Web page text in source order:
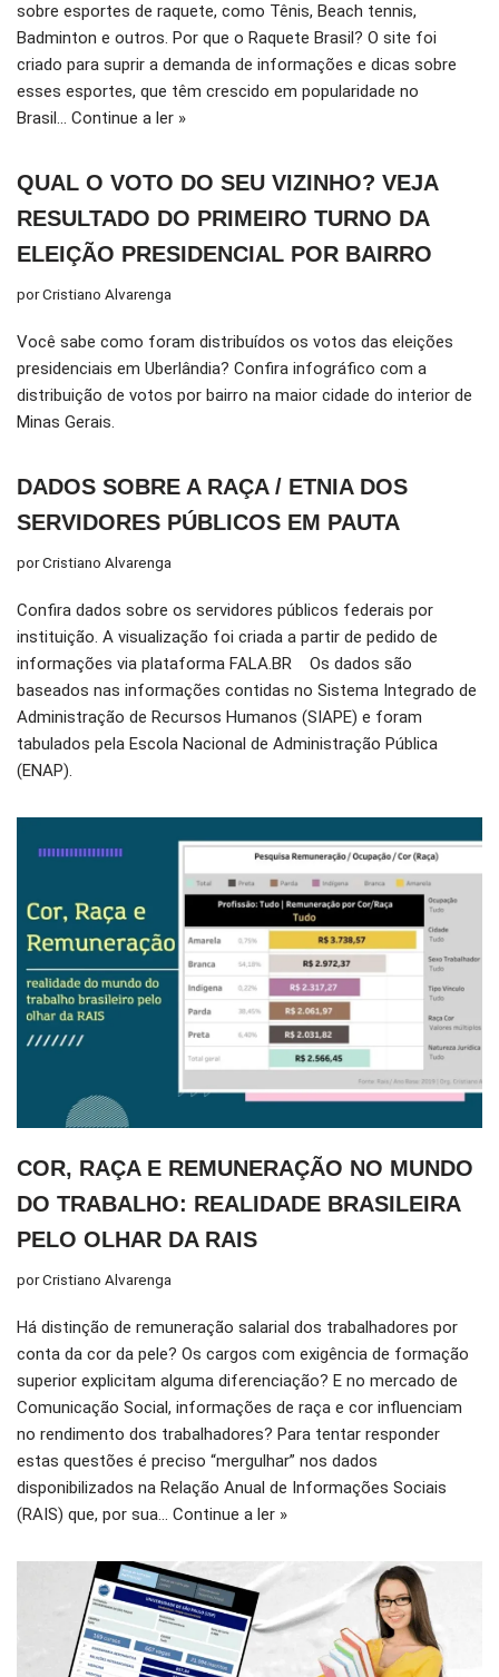
sobre esportes de raquete, como Tênis, Beach tennis,
Badminton e outros. Por que o Raquete Brasil? O site foi
criado para suprir a demanda de informações e dicas sobre
esses esportes, que têm crescido em popularidade no
Brasil… Continue a ler »
QUAL O VOTO DO SEU VIZINHO? VEJA
RESULTADO DO PRIMEIRO TURNO DA
ELEIÇÃO PRESIDENCIAL POR BAIRRO
porCristiano Alvarenga
Você sabe como foram distribuídos os votos das eleições
presidenciais em Uberlândia? Confira infográfico com a
distribuição de votos por bairro na maior cidade do interior de
Minas Gerais.
DADOS SOBRE A RAÇA / ETNIA DOS
SERVIDORES PÚBLICOS EM PAUTA
porCristiano Alvarenga
Confira dados sobre os servidores públicos federais por
instituição. A visualização foi criada a partir de pedido de
informações via plataforma FALA.BR Os dados são
baseados nas informações contidas no Sistema Integrado de
Administração de Recursos Humanos (SIAPE) e foram
tabulados pela Escola Nacional de Administração Pública
(ENAP).
COR, RAÇA E REMUNERAÇÃO NO MUNDO
DO TRABALHO: REALIDADE BRASILEIRA
PELO OLHAR DA RAIS
porCristiano Alvarenga
Há distinção de remuneração salarial dos trabalhadores por
conta da cor da pele? Os cargos com exigência de formação
superior explicitam alguma diferenciação? E no mercado de
Comunicação Social, informações de raça e cor influenciam
no rendimento dos trabalhadores? Para tentar responder
estas questões é preciso “mergulhar” nos dados
disponibilizados na Relação Anual de Informações Sociais
(RAIS) que, por sua… Continue a ler »